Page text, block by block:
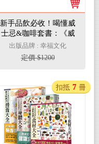
新手品飲必收！喝懂威
士忌&咖啡套書：《威
士忌旅程再啟》+《咖
啡威士忌大師課》
出版品牌 : 幸福文化
定價 $1200
扣抵 7 冊